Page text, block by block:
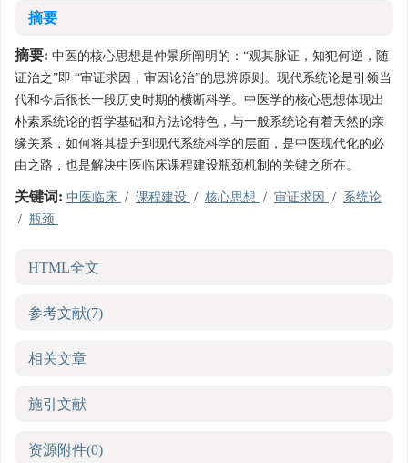
摘要
摘要: 中医的核心思想是仲景所阐明的：“观其脉证，知犯何逆，随
证治之”即 “审证求因，审因论治”的思辨原则。现代系统论是引领当
代和今后很长一段历史时期的横断科学。中医学的核心思想体现出
朴素系统论的哲学基础和方法论特色，与一般系统论有着天然的亲
缘关系，如何将其提升到现代系统科学的层面，是中医现代化的必
由之路，也是解决中医临床课程建设瓶颈机制的关键之所在。
关键词: 中医临床 / 课程建设 / 核心思想 / 审证求因 / 系统论
/ 瓶颈
HTML全文
参考文献(7)
相关文章
施引文献
资源附件(0)